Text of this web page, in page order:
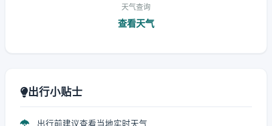
天气查询
查看天气
出行小贴士
出行前建议查看当地实时天气